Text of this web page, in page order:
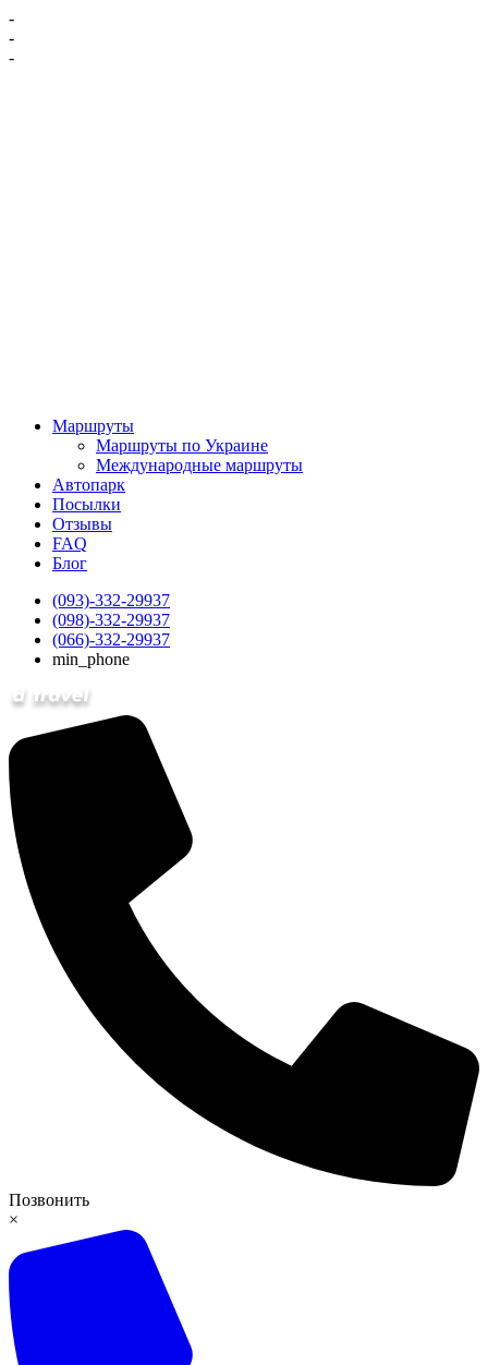
-
-
-
Маршруты
Маршруты по Украине
Международные маршруты
Автопарк
Посылки
Отзывы
FAQ
Блог
(093)-332-29937
(098)-332-29937
(066)-332-29937
min_phone
Позвонить
×